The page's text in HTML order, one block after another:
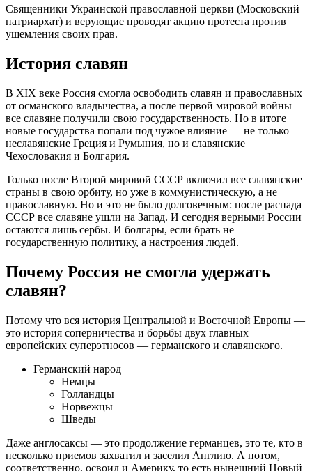
Священники Украинской православной церкви (Московский
патриархат) и верующие проводят акцию протеста против
ущемления своих прав.
История славян
В XIX веке Россия смогла освободить славян и православных
от османского владычества, а после первой мировой войны
все славяне получили свою государственность. Но в итоге
новые государства попали под чужое влияние — не только
неславянские Греция и Румыния, но и славянские
Чехословакия и Болгария.
Только после Второй мировой СССР включил все славянские
страны в свою орбиту, но уже в коммунистическую, а не
православную. Но и это не было долговечным: после распада
СССР все славяне ушли на Запад. И сегодня верными России
остаются лишь сербы. И болгары, если брать не
государственную политику, а настроения людей.
Почему Россия не смогла удержать
славян?
Потому что вся история Центральной и Восточной Европы —
это история соперничества и борьбы двух главных
европейских суперэтносов — германского и славянского.
Германский народ
Немцы
Голландцы
Норвежцы
Шведы
Даже англосаксы — это продолжение германцев, это те, кто в
несколько приемов захватил и заселил Англию. А потом,
соответственно, освоил и Америку, то есть нынешний Новый